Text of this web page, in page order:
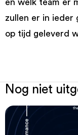
en welk team er
zullen er in ieder
op tijd geleverd
Nog niet